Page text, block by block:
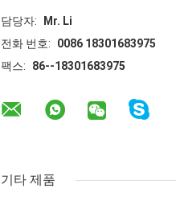
담당자:
Mr. Li
전화 번호:
0086 18301683975
팩스:
86--18301683975
기타 제품